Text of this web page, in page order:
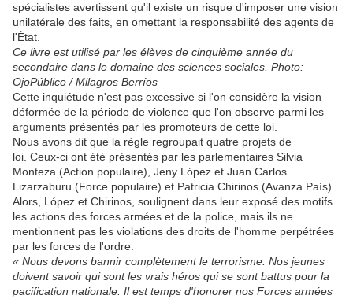
spécialistes avertissent qu'il existe un risque d'imposer une vision
unilatérale des faits, en omettant la responsabilité des agents de
l'État.
Ce livre est utilisé par les élèves de cinquième année du
secondaire dans le domaine des sciences sociales. Photo:
OjoPúblico / Milagros Berríos
Cette inquiétude n'est pas excessive si l'on considère la vision
déformée de la période de violence que l'on observe parmi les
arguments présentés par les promoteurs de cette loi.
Nous avons dit que la règle regroupait quatre projets de
loi. Ceux-ci ont été présentés par les parlementaires Silvia
Monteza (Action populaire), Jeny López et Juan Carlos
Lizarzaburu (Force populaire) et Patricia Chirinos (Avanza País).
Alors, López et Chirinos, soulignent dans leur exposé des motifs
les actions des forces armées et de la police, mais ils ne
mentionnent pas les violations des droits de l'homme perpétrées
par les forces de l'ordre.
« Nous devons bannir complètement le terrorisme. Nos jeunes
doivent savoir qui sont les vrais héros qui se sont battus pour la
pacification nationale. Il est temps d'honorer nos Forces armées